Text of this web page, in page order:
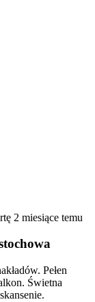
2 miesiące temu
Pełen
Świetna